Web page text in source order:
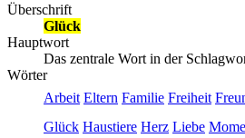
Überschrift
Glück
Hauptwort
Das zentrale Wort in der
Wörter
Arbeit Eltern Familie Freiheit
Glück Haustiere Herz Liebe